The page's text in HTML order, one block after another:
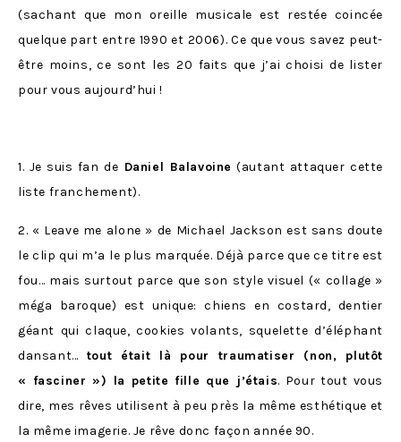
(sachant que mon oreille musicale est restée coincée
quelque part entre 1990 et 2006). Ce que vous savez peut-
être moins, ce sont les 20 faits que j’ai choisi de lister
pour vous aujourd’hui !
1. Je suis fan de Daniel Balavoine (autant attaquer cette
liste franchement).
2. « Leave me alone » de Michael Jackson est sans doute
le clip qui m’a le plus marquée. Déjà parce que ce titre est
fou… mais surtout parce que son style visuel (« collage »
méga baroque) est unique: chiens en costard, dentier
géant qui claque, cookies volants, squelette d’éléphant
dansant… tout était là pour traumatiser (non, plutôt
« fasciner ») la petite fille que j’étais. Pour tout vous
dire, mes rêves utilisent à peu près la même esthétique et
la même imagerie. Je rêve donc façon année 90.